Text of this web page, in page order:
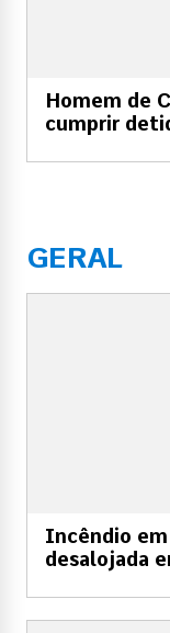
Homem de
cumprir
GERAL
Incêndio
desalojada